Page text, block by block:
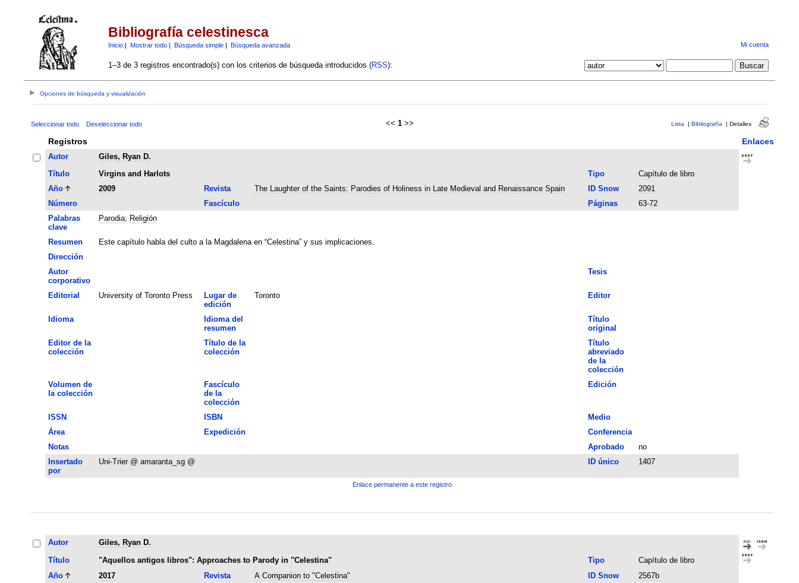
Bibliografía celestinesca
Inicio| Mostrar todo| Búsqueda simple| Búsqueda avanzada Mi cuenta
1–3 de 3 registros encontrado(s) con los criterios de búsqueda introducidos (RSS):
Opciones de búsqueda y visualización
Seleccionar todo Deseleccionar todo << 1 >> Lista | Bibliografía | Detalles
Registros Enlaces
Autor
Giles, Ryan D.
Título
Virgins and Harlots Tipo
Capítulo de libro
Año
2009 Revista The Laughter of the Saints: Parodies of Holiness in Late Medieval and Renaissance Spain ID Snow
2091
Número
Fascículo Páginas
63-72
Palabras
clave
Parodia; Religión
Resumen
Este capítulo habla del culto a la Magdalena en “Celestina” y sus implicaciones.
Dirección
Autor
corporativo
Tesis
Editorial University of Toronto Press
Lugar de
edición
Toronto Editor
Idioma
Idioma del
resumen
Título
original
Editor de la
colección
Título de la
colección
Título
abreviado
de la
colección
Volumen de
la colección
Fascículo
de la
colección
Edición
ISSN ISBN
Medio
Área
Expedición
Conferencia
Notas
Aprobado
no
Insertado
por
Uni-Trier @ amaranta_sg @ ID único 1407
Enlace permanente a este registro
Autor
Giles, Ryan D.
Título
"Aquellos antigos libros": Approaches to Parody in "Celestina" Tipo
Capítulo de libro
Año
2017 Revista A Companion to "Celestina" ID Snow
2567b